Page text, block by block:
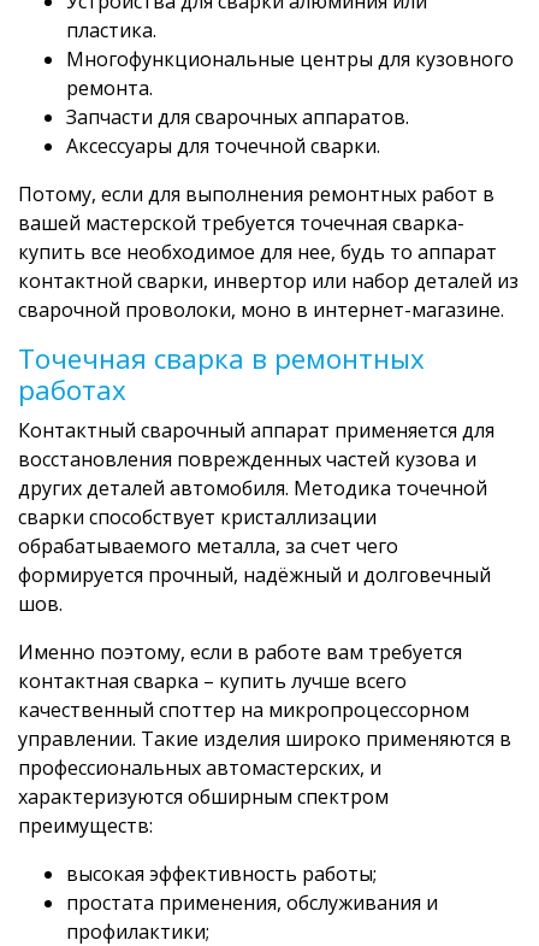
пластика.
Многофункциональные центры для кузовного
ремонта.
Запчасти для сварочных аппаратов.
Аксессуары для точечной сварки.
Потому, если для выполнения ремонтных работ в
вашей мастерской требуется точечная сварка-
купить все необходимое для нее, будь то аппарат
контактной сварки, инвертор или набор деталей из
сварочной проволоки, моно в интернет-магазине.
Точечная сварка в ремонтных
работах
Контактный сварочный аппарат применяется для
восстановления поврежденных частей кузова и
других деталей автомобиля. Методика точечной
сварки способствует кристаллизации
обрабатываемого металла, за счет чего
формируется прочный, надёжный и долговечный
шов.
Именно поэтому, если в работе вам требуется
контактная сварка – купить лучше всего
качественный споттер на микропроцессорном
управлении. Такие изделия широко применяются в
профессиональных автомастерских, и
характеризуются обширным спектром
преимуществ:
высокая эффективность работы;
простата применения, обслуживания и
профилактики;